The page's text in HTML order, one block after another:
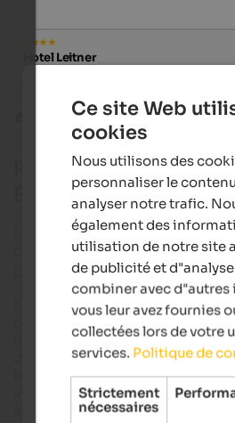
Hotel Leitner
Curiosités Culture Marché aux
Rendez-vous au
Bolzano
Le célèbre marché aux
de la ville, cache bien plus
peut-être deviner !
En effet, le marché aux fruits de la
pas qu'un simple lieu de
mais un véritablecarrefour des
de plaisir des sens et de
les touristes, les citoyens
visiteurs du monde entier -
Ce site Web
cookies
Nous utilisons des
personnaliser le
analyser notre trafic.
également des
utilisation de notre site
de publicité et
combiner avec
vous leur avez fournies
collectées lors de votre
services. Politique de
Strictement
nécessaires